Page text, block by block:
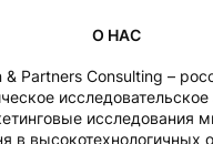
О НАС
& Partners Consulting –
исследовательское
исследования
в высокотехнологичных